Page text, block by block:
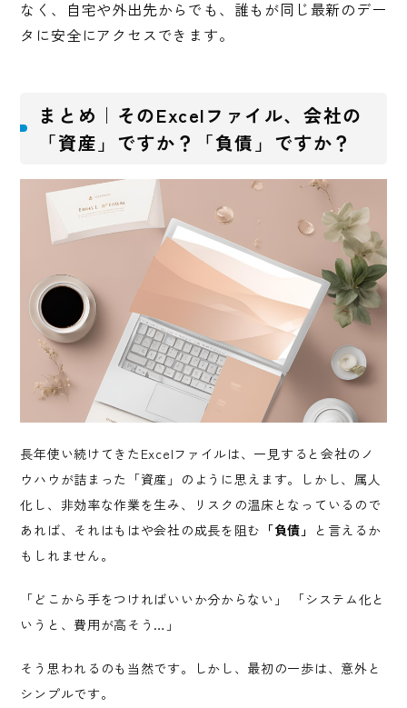
なく、自宅や外出先からでも、誰もが同じ最新のデー
タに安全にアクセスできます。
まとめ｜そのExcelファイル、会社の
「資産」ですか？「負債」ですか？
長年使い続けてきたExcelファイルは、一見すると会社のノ
ウハウが詰まった「資産」のように思えます。しかし、属人
化し、非効率な作業を生み、リスクの温床となっているので
あれば、それはもはや会社の成長を阻む 「負債」
と言えるか
もしれません。
「どこから手をつければいいか分からない」 「システム化と
いうと、費用が高そう…」
そう思われるのも当然です。しかし、最初の一歩は、意外と
シンプルです。